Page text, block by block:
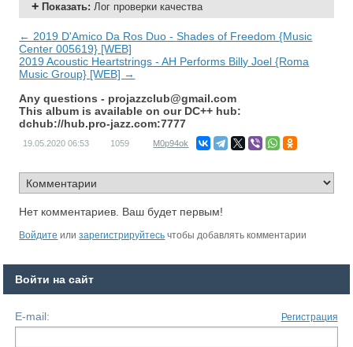
Показать:Лог проверки качества
← 2019 D'Amico Da Ros Duo - Shades of Freedom {Music
Center 005619} [WEB]
2019 Acoustic Heartstrings - AH Performs Billy Joel {Roma
Music Group} [WEB] →
Any questions - projazzclub@gmail.com
This album is available on our DC++ hub:
dchub://hub.pro-jazz.com:7777
19.05.2020 06:53 1059 M0p94ok
Нет комментариев. Ваш будет первым!
Войдите илизарегистрируйтесь чтобы добавлять комментарии
Войти на сайт
E-mail: Регистрация